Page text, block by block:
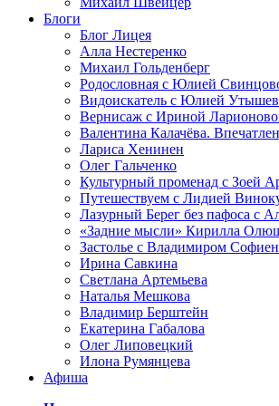
Блоги
Блог Лицея
Алла Нестеренко
Михаил Гольденберг
Родословная с Юлией
Видоискатель с Юлией
Вернисаж с Ириной
Валентина Калачёва.
Лариса Хенинен
Олег Гальченко
Культурный променад с Зоей
Путешествуем с Лидией
Лазурный Берег без пафоса с
«Задние мысли» Кирилла
Застолье с Владимиром
Ирина Савкина
Светлана Артемьева
Наталья Мешкова
Владимир Берштейн
Екатерина Габалова
Олег Липовецкий
Илона Румянцева
Афиша